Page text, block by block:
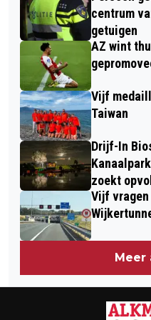
WEIDEVOGELS IN
centrum
getuigen
AZ wint
Vijf
Taiwan
Drijf-In
zoekt
Vijf vragen
Meer